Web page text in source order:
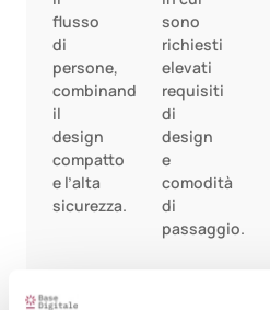
flusso
di
persone,
combinando
il
design
compatto
e l’alta
sicurezza.
sono
richiesti
elevati
requisiti
di
design
e
comodità
di
passaggio.